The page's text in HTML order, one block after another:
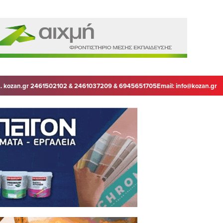
kozan.gr 2461502102 & 2461037209 & 6945651705Email:info@kozan.gr